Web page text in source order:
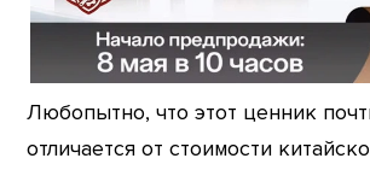
Любопытно, что этот ценник
отличается от стоимости